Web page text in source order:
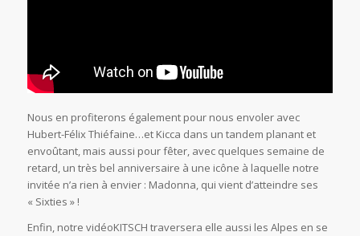
Nous en profiterons également pour nous envoler avec
Hubert-Félix Thiéfaine…et Kicca dans un tandem planant et
envoûtant, mais aussi pour fêter, avec quelques semaine de
retard, un très bel anniversaire à une icône à laquelle notre
invitée n’a rien à envier : Madonna, qui vient d’atteindre ses
« Sixties » !
Enfin, notre vidéoKITSCH traversera elle aussi les Alpes en se